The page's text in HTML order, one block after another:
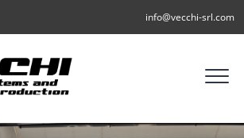
info@vecchi-srl.com